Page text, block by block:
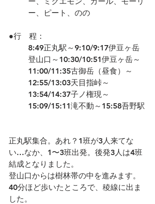
ー、ピート、のの
●行　程：
8:49正丸駅～9:10/9:17伊豆ヶ岳
登山口～10:30/10:51伊豆ヶ岳～
11:00/11:35古御岳（昼食）～
12:55/13:03天目指峠～
13:54/14:37子ノ権現～
15:09/15:11滝不動～15:58吾野駅
﻿正丸駅集合。あれ？1班が3人来てな
い…なか、1〜3班出発。後発3人は4班
結成となりました。
登山口からは樹林帯の中を進みます。
40分ほど歩いたところで、稜線に出ま
した。